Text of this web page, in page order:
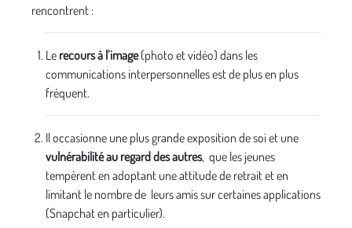
rencontrent :
Le recours à l’image(photo et vidéo) dans les
communications interpersonnelles est de plus en plus
fréquent.
Il occasionne une plus grande exposition de soi et une
vulnérabilité au regard des autres, que les jeunes
tempèrent en adoptant une attitude de retrait et en
limitant le nombre de leurs amis sur certaines applications
(Snapchat en particulier).